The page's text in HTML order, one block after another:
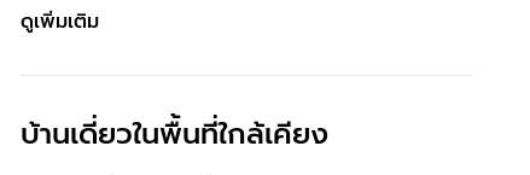
The Walk, ทางด่วน ศรีรัช
บางรักใหญ่"
ดูเพิ่มเติม
บ้านเดี่ยวในพื้นที่ใกล้เคียง